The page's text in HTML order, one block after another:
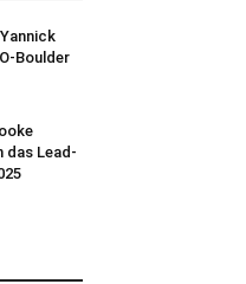
Boulder
das Lead-